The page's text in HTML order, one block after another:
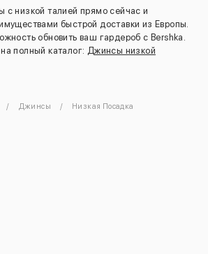
с низкой талией прямо сейчас и
быстрой доставки из Европы.
обновить ваш гардероб с Bershka.
полный каталог: Джинсы низкой
Джинсы Низкая Посадка